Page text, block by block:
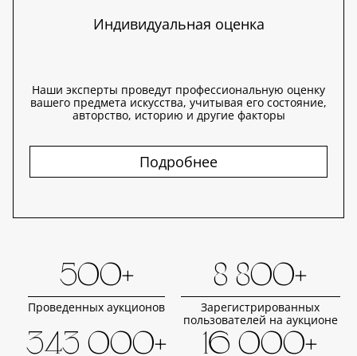
Индивидуальная оценка
Наши эксперты проведут профессиональную оценку
вашего предмета искусства, учитывая его состояние,
авторство, историю и другие факторы
Подробнее
500+
Проведенных аукционов
8 800+
Зарегистрированных
пользователей на аукционе
343 000+ 16 000+